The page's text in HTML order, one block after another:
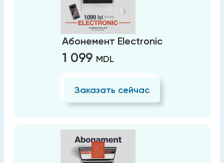
Абонемент Electronic
1 099 MDL
Заказать сейчас